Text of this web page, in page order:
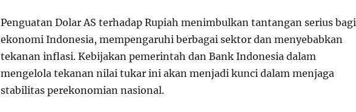
Penguatan Dolar AS terhadap Rupiah menimbulkan tantangan serius bagi
ekonomi Indonesia, mempengaruhi berbagai sektor dan menyebabkan
tekanan inflasi. Kebijakan pemerintah dan Bank Indonesia dalam
mengelola tekanan nilai tukar ini akan menjadi kunci dalam menjaga
stabilitas perekonomian nasional.